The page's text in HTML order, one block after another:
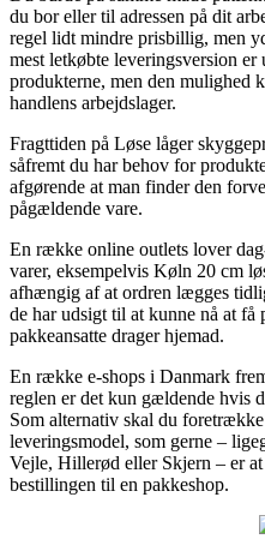
du bor eller til adressen på dit
regel lidt mindre prisbillig, men
mest letkøbte leveringsversion
produkterne, men den mulighed
handlens arbejdslager.
Fragttiden på Løse låger
såfremt du har behov for
afgørende at man finder den
pågældende vare.
En række online outlets lover
varer, eksempelvis Køln 20 cm
afhængig af at ordren lægges
de har udsigt til at kunne nå at få
pakkeansatte drager hjemad.
En række e-shops i Danmark
reglen er det kun gældende hvis
Som alternativ skal du
leveringsmodel, som gerne –
Vejle, Hillerød eller Skjern – er
bestillingen til en pakkeshop.